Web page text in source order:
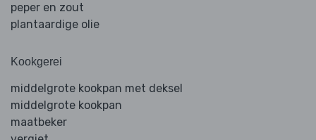
peper en zout
plantaardige olie
Kookgerei
middelgrote kookpan met deksel
middelgrote kookpan
maatbeker